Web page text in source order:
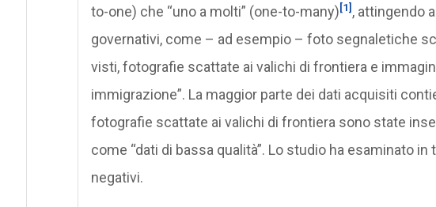
to-one) che “uno a molti” (one-to-many)[1] , attingendo
governativi, come – ad esempio – foto segnaletiche
visti, fotografie scattate ai valichi di frontiera e
immigrazione”. La maggior parte dei dati acquisiti
fotografie scattate ai valichi di frontiera sono state
come “dati di bassa qualità”. Lo studio ha esaminato
negativi.